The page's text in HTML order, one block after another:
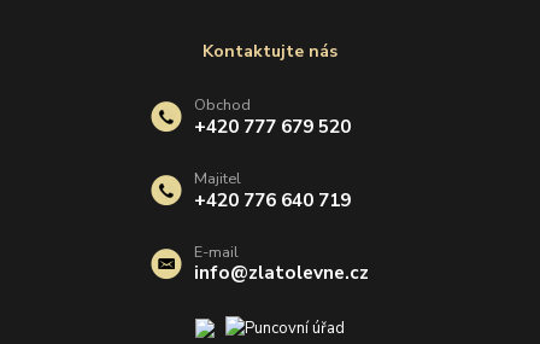
Kontaktujte nás
Obchod
+420 777 679 520
Majitel
+420 776 640 719
E-mail
info@zlatolevne.cz